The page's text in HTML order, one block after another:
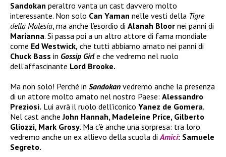
Sandokan peraltro vanta un cast davvero molto
interessante. Non solo Can Yaman nelle vesti della Tigre
della Malesia, ma anche l’esordio di Alanah Bloor nei panni di
Marianna. Si passa poi a un altro attore di fama mondiale
come Ed Westwick, che tutti abbiamo amato nei panni di
Chuck Bass in Gossip Girle che vedremo nel ruolo
dell’affascinante Lord Brooke.
Ma non solo! Perché in Sandokan vedremo anche la presenza
di un attore molto amato nel nostro Paese: Alessandro
Preziosi. Lui avrà il ruolo dell’iconico Yanez de Gomera.
Nel cast ancheJohn Hannah, Madeleine Price, Gilberto
Gliozzi, Mark Grosy. Ma c’è anche una sorpresa: tra loro
vedremo anche un ex allievo della scuola diAmici: Samuele
Segreto.